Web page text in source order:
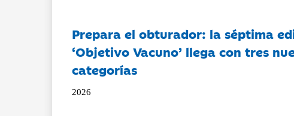
Prepara el obturador: la séptima
‘Objetivo Vacuno’ llega con tres
categorías
2026